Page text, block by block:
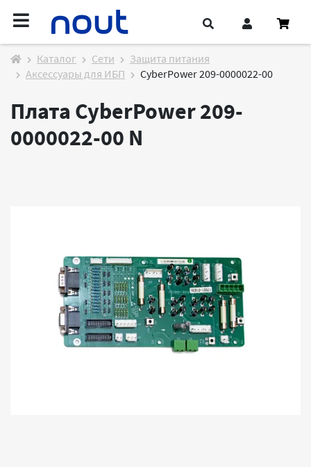
Каталог Cети
Защита питания
Аксессуары для ИБП
CyberPower 209-0000022-00
Плата CyberPower 209-
0000022-00 N